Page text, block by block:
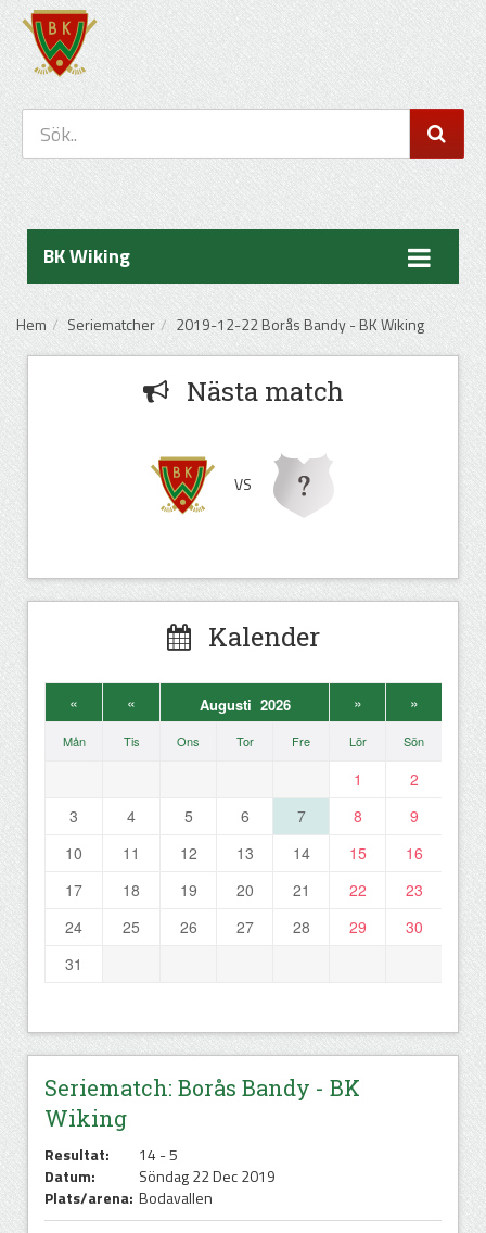
BK Wiking
Hem Seriematcher 2019-12-22 Borås Bandy - BK Wiking
Nästa match
VS
Kalender
« « Augusti 2026 » »
Mån Tis Ons Tor Fre Lör Sön
1
2
3
4 5 6 7 8
9
10
11 12 13 14 15
16
17
18 19 20 21 22
23
24
25 26 27 28 29
30
31
Seriematch: Borås Bandy - BK
Wiking
Resultat:
14 - 5
Datum:
Söndag 22 Dec 2019
Plats/arena: Bodavallen